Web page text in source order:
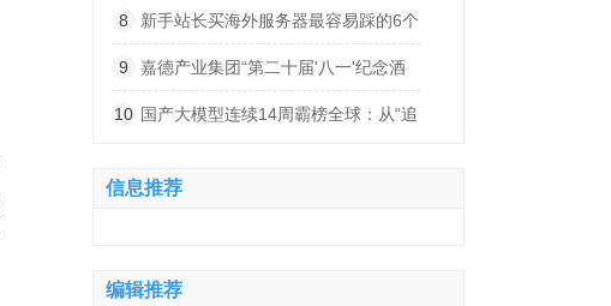
部迷走神经支配到脑内突触整合的跨器官
发病机制
科技文明跃迁的波澜壮阔
8 新手站长买海外服务器最容易踩的6个
坑
9 嘉德产业集团“第二十届'八一'纪念酒
会暨60-80年代梅县地区军分区丰顺武装
10 国产大模型连续14周霸榜全球：从“追
信息推荐
编辑推荐